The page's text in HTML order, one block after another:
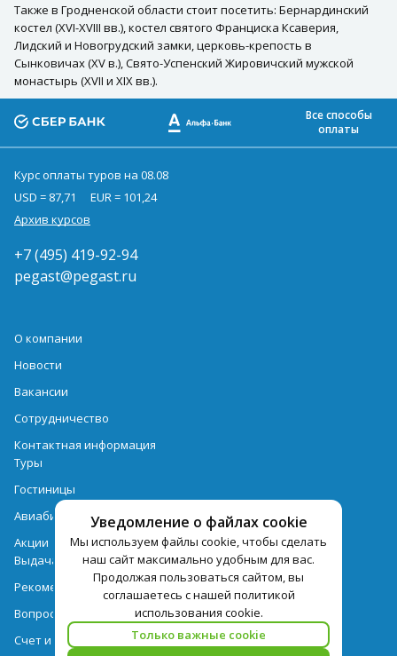
Также в Гродненской области стоит посетить: Бернардинский
костел (XVI-XVIII вв.), костел святого Франциска Ксаверия,
Лидский и Новогрудский замки, церковь-крепость в
Сынковичах (XV в.), Свято-Успенский Жировичский мужской
монастырь (XVII и XIX вв.).
Уведомление о файлах cookie
Мы используем файлы cookie, чтобы сделать
наш сайт максимально удобным для вас.
Продолжая пользоваться сайтом, вы
соглашаетесь с нашей политикой
использования cookie.
Только важные cookie
Все способы
оплаты
Курс оплаты туров на 08.08
USD = 87,71
EUR = 101,24
Архив курсов
+7 (495) 419-92-94
pegast@pegast.ru
О компании
Новости
Вакансии
Сотрудничество
Контактная информация
Туры
Гостиницы
Авиабилеты
Акции
Выдача документов
Рекомендации
Вопрос-ответ
Счет и оплата